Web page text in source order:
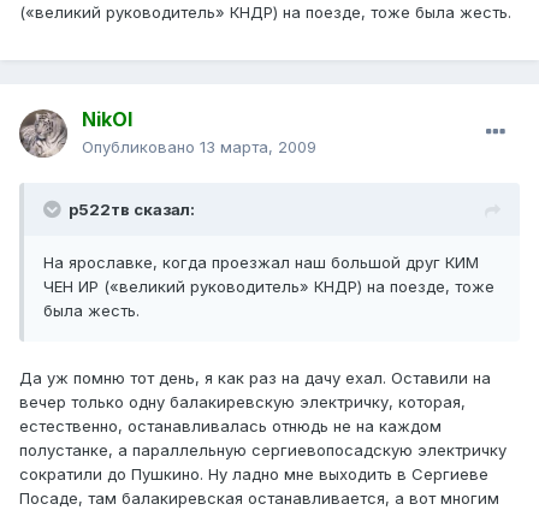
(«великий руководитель» КНДР) на поезде, тоже была жесть.
NikOl
Опубликовано 13 марта, 2009
р522тв сказал:
На ярославке, когда проезжал наш большой друг КИМ
ЧЕН ИР («великий руководитель» КНДР) на поезде, тоже
была жесть.
Да уж помню тот день, я как раз на дачу ехал. Оставили на
вечер только одну балакиревскую электричку, которая,
естественно, останавливалась отнюдь не на каждом
полустанке, а параллельную сергиевопосадскую электричку
сократили до Пушкино. Ну ладно мне выходить в Сергиеве
Посаде, там балакиревская останавливается, а вот многим